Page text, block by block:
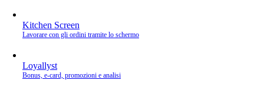
Kitchen Screen
Lavorare con gli ordini tramite lo schermo
Loyallyst
Bonus, e‑card, promozioni e analisi